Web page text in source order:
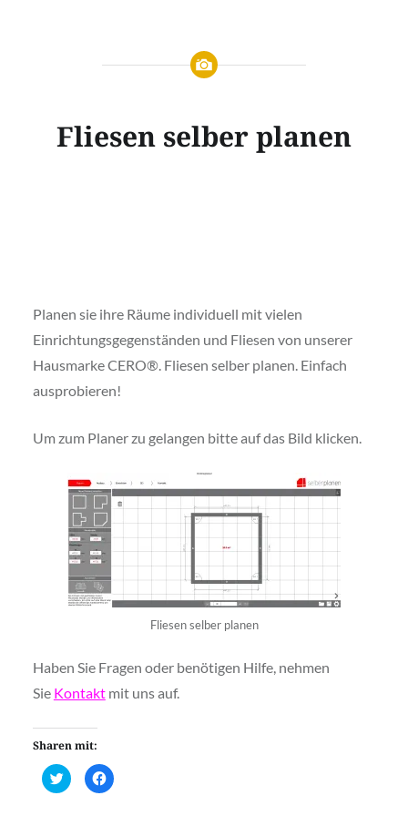
Fliesen selber planen
Planen sie ihre Räume individuell mit vielen
Einrichtungsgegenständen und Fliesen von unserer
Hausmarke CERO®. Fliesen selber planen. Einfach
ausprobieren!
Um zum Planer zu gelangen bitte auf das Bild klicken.
Fliesen selber planen
Haben Sie Fragen oder benötigen Hilfe, nehmen
Sie Kontaktmit uns auf.
Sharen mit:
Klick,
um
Klick,
um